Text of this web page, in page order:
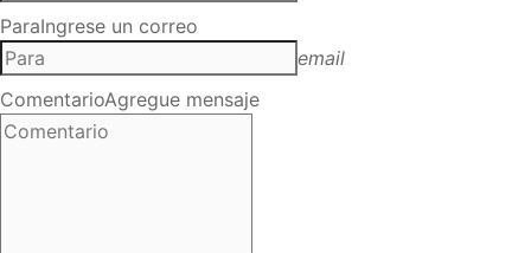
ParaIngrese un correo
email
ComentarioAgregue mensaje